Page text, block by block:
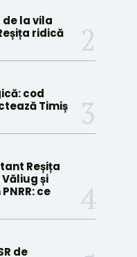
la vila
ridică
cod
Timiș
Reșița
și
ce
de